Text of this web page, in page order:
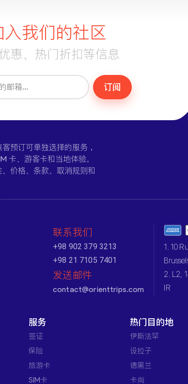
入我们的社区
惠、热门折扣等信息
订阅
预订可单独选择的服务，
卡、游客卡和当地体验。
价格、条款、取消规则和
联系我们
+98 902 379 3213
+98 21 7105 7401
发送邮件
contact@orienttrips.com
1. 10
2. L2,
IR
服务
签证
保险
旅游卡
SIM卡
热门目的地
伊斯法罕
设拉子
德黑兰
卡尚